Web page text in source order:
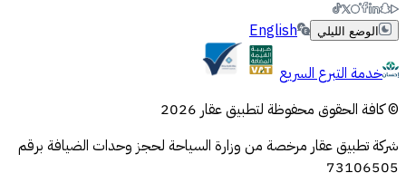
الوضع الليلي
English
خدمة التبرع السريع
© كافة الحقوق محفوظة لتطبيق عقار 2026
شركة تطبيق عقار مرخصة من وزارة السياحة لحجز وحدات الضيافة برقم
73106505